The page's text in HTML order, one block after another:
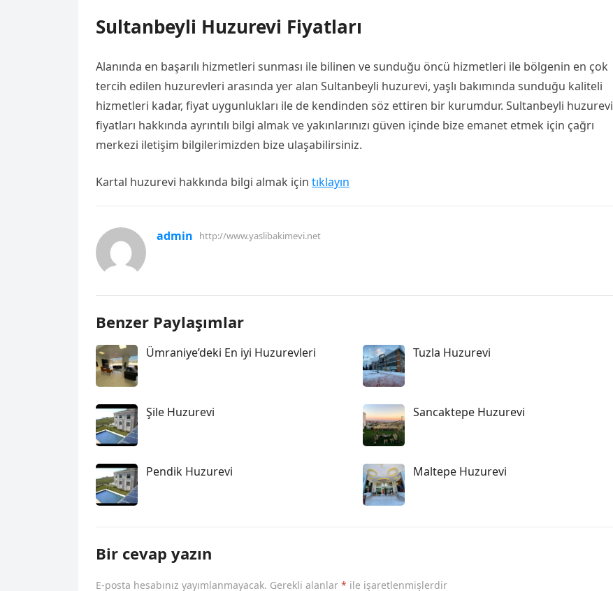
Sultanbeyli Huzurevi Fiyatları
Alanında en başarılı hizmetleri sunması ile bilinen ve sunduğu öncü hizmetleri ile bölgenin en çok
tercih edilen huzurevleri arasında yer alan Sultanbeyli huzurevi, yaşlı bakımında sunduğu kaliteli
hizmetleri kadar, fiyat uygunlukları ile de kendinden söz ettiren bir kurumdur. Sultanbeyli huzurevi
fiyatları hakkında ayrıntılı bilgi almak ve yakınlarınızı güven içinde bize emanet etmek için çağrı
merkezi iletişim bilgilerimizden bize ulaşabilirsiniz.
Kartal huzurevi hakkında bilgi almak için tıklayın
admin http://www.yaslibakimevi.net
Benzer Paylaşımlar
Ümraniye’deki En iyi Huzurevleri Tuzla Huzurevi
Şile Huzurevi Sancaktepe Huzurevi
Pendik Huzurevi Maltepe Huzurevi
Bir cevap yazın
E-posta hesabınız yayımlanmayacak. Gerekli alanlar * ile işaretlenmişlerdir